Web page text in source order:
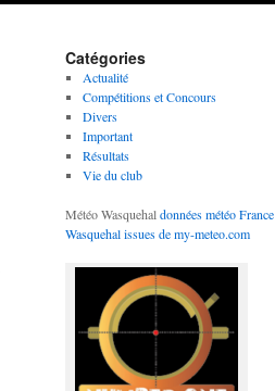
Catégories
Actualité
Compétitions et Concours
Divers
Important
Résultats
Vie du club
Météo Wasquehaldonnées météo France
Wasquehal issues de my-meteo.com